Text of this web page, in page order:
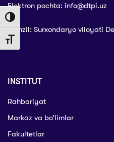
Toggle High Contrast
Toggle Font size
Elektron pochta: info@dtpi.uz
Manzil: Surxondaryo viloyati
uy
INSTITUT
Rahbariyat
Markaz va bo’limlar
Fakultetlar